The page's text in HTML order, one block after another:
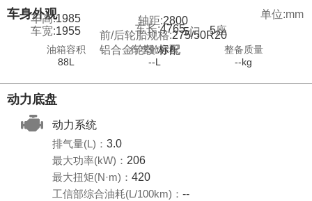
车身外观
单位:mm
车长:4765
车宽:1955 5座
5门
车高:1985 轴距:2800
前/后轮胎规格:275/50R20
铝合金轮毂:标配
油箱容积
88L
行李舱容积
--L
整备质量
--kg
动力底盘
动力系统
排气量(L)： 3.0
最大功率(kW)： 206
最大扭矩(N·m)： 420
工信部综合油耗(L/100km)： --